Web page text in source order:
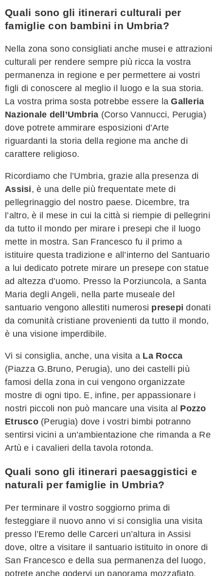
Quali sono gli itinerari culturali per
famiglie con bambini in Umbria?
Nella zona sono consigliati anche musei e attrazioni
culturali per rendere sempre più ricca la vostra
permanenza in regione e per permettere ai vostri
figli di conoscere al meglio il luogo e la sua storia.
La vostra prima sosta potrebbe essere laGalleria
Nazionale dell’Umbria (Corso Vannucci, Perugia)
dove potrete ammirare esposizioni d’Arte
riguardanti la storia della regione ma anche di
carattere religioso.
Ricordiamo che l’Umbria, grazie alla presenza di
Assisi, è una delle più frequentate mete di
pellegrinaggio del nostro paese. Dicembre, tra
l’altro, è il mese in cui la città si riempie di pellegrini
da tutto il mondo per mirare i presepi che il luogo
mette in mostra. San Francesco fu il primo a
istituire questa tradizione e all’interno del Santuario
a lui dedicato potrete mirare un presepe con statue
ad altezza d’uomo. Presso la Porziuncola, a Santa
Maria degli Angeli, nella parte museale del
santuario vengono allestiti numerosi presepidonati
da comunità cristiane provenienti da tutto il mondo,
è una visione imperdibile.
Vi si consiglia, anche, una visita a La Rocca
(Piazza G.Bruno, Perugia), uno dei castelli più
famosi della zona in cui vengono organizzate
mostre di ogni tipo. E, infine, per appassionare i
nostri piccoli non può mancare una visita al Pozzo
Etrusco(Perugia) dove i vostri bimbi potranno
sentirsi vicini a un’ambientazione che rimanda a Re
Artù e i cavalieri della tavola rotonda.
Quali sono gli itinerari paesaggistici e
naturali per famiglie in Umbria?
Per terminare il vostro soggiorno prima di
festeggiare il nuovo anno vi si consiglia una visita
presso l’Eremo delle Carceri un’altura in Assisi
dove, oltre a visitare il santuario istituito in onore di
San Francesco e della sua permanenza del luogo,
potrete anche godervi un panorama mozzafiato.